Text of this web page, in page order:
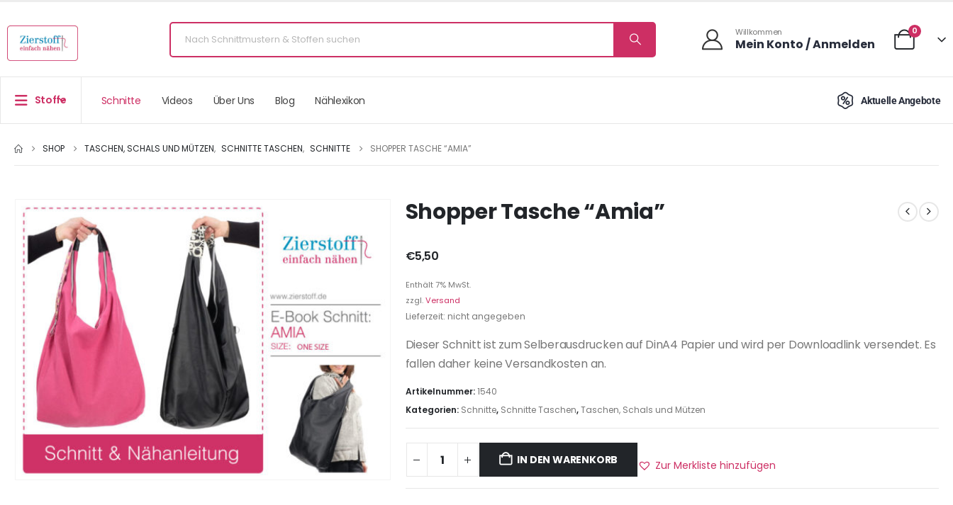
Willkommen
Mein Konto / Anmelden
0
Stoffe Schnitte Videos Über Uns Blog Nählexikon Aktuelle Angebote
SHOP TASCHEN, SCHALS UND MÜTZEN, SCHNITTE TASCHEN, SCHNITTE SHOPPER TASCHE “AMIA”
Shopper Tasche “Amia”
€5,50
Enthält 7% MwSt.
zzgl.Versand
Lieferzeit: nicht angegeben
Dieser Schnitt ist zum Selberausdrucken auf DinA4 Papier und wird per Downloadlink versendet. Es
fallen daher keine Versandkosten an.
Artikelnummer:1540
Kategorien: Schnitte, Schnitte Taschen,Taschen, Schals und Mützen
IN DEN WARENKORB Zur Merkliste hinzufügen